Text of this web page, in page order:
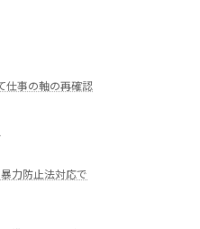
仕事の軸の再確認
力防止法対応で